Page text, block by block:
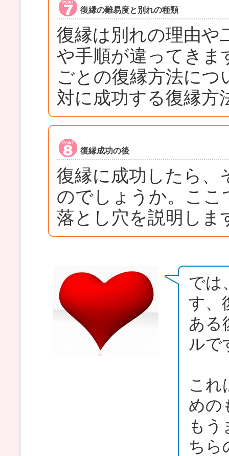
復縁の難易度と別れの種類
復縁は別れの理由や
や手順が違ってきま
ごとの復縁方法に
対に成功する復縁方
復縁成功の後
復縁に成功したら、
のでしょうか。ここ
落とし穴を説明しま
では
す、
ある
ルで
これ
めの
もう
ちら